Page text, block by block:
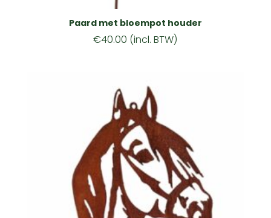
Paard met bloempot houder
€40.00 (incl. BTW)